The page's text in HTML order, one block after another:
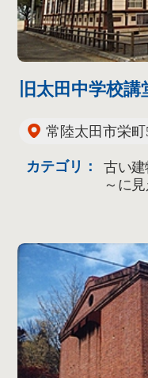
旧太田中学校講
常陸太田市栄町
カテゴリ：
古い建
～に